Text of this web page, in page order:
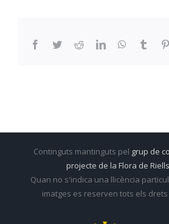
Facebook
TwitterRedditLinkedInWhatsApp
Continguts mantinguts pel grup de
projecte de la Flora de
Quan no s'indica una llicència
imatges es reserven tots els